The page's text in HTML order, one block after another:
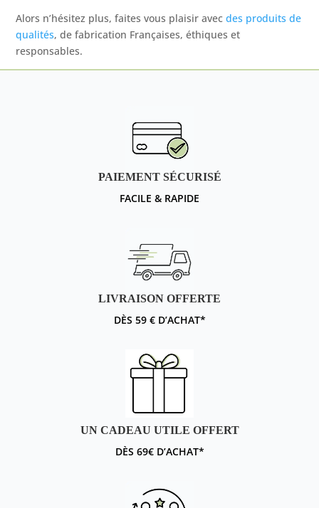
Alors n’hésitez plus, faites vous plaisir avecdes produits de
qualités, de fabrication Françaises, éthiques et
responsables.
PAIEMENT SÉCURISÉ
FACILE & RAPIDE
LIVRAISON OFFERTE
DÈS 59 € D’ACHAT*
UN CADEAU UTILE OFFERT
DÈS 69€ D’ACHAT*